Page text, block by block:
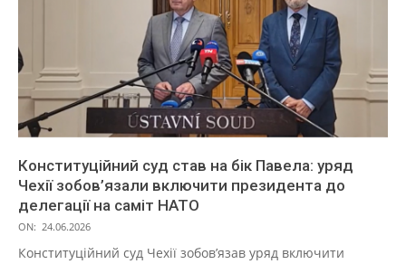
Конституційний суд став на бік Павела: уряд
Чехії зобов’язали включити президента до
делегації на саміт НАТО
ON: 24.06.2026
Конституційний суд Чехії зобов’язав уряд включити